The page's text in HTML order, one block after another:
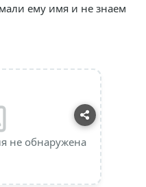
ему имя и не знаем
не обнаружена